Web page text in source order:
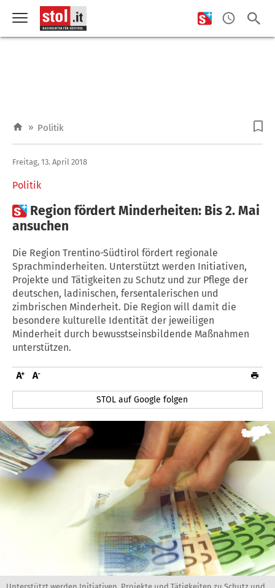
» Politik
Politik
Freitag, 13. April 2018
 Region fördert Minderheiten: Bis 2. Mai
ansuchen
Die Region Trentino-Südtirol fördert regionale
Sprachminderheiten. Unterstützt werden Initiativen,
Projekte und Tätigkeiten zu Schutz und zur Pflege der
deutschen, ladinischen, fersentalerischen und
zimbrischen Minderheit. Die Region will damit die
besondere kulturelle Identität der jeweiligen
Minderheit durch bewusstseinsbildende Maßnahmen
unterstützen.
STOL auf Google folgen